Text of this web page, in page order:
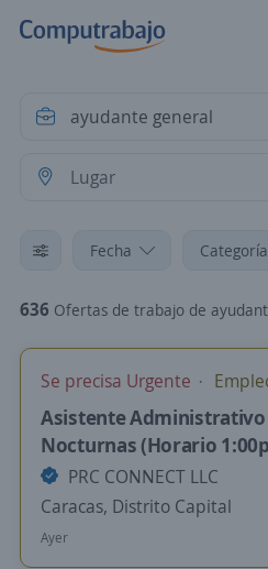
Fecha Categoría
636 Ofertas de trabajo de ayudante
Se precisa Urgente
Asistente Administrativo
Nocturnas (Horario
PRC CONNECT LLC
Caracas, Distrito Capital
Ayer